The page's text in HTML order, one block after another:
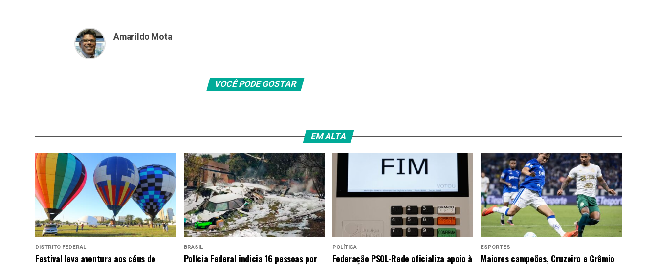
Amarildo Mota
VOCÊ PODE GOSTAR
EM ALTA
DISTRITO FEDERAL
Festival leva aventura aos céus de
BRASIL
Polícia Federal indicia 16 pessoas por
POLÍTICA
Federação PSOL-Rede oficializa apoio à
ESPORTES
Maiores campeões, Cruzeiro e Grêmio